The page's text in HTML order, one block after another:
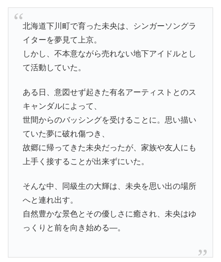
北海道下川町で育った未央は、シンガーソングラ
イターを夢見て上京。
しかし、不本意ながら売れない地下アイドルとし
て活動していた。
ある日、意図せず起きた有名アーティストとのス
キャンダルによって、
世間からのバッシングを受けることに。思い描い
ていた夢に破れ傷つき、
故郷に帰ってきた未央だったが、家族や友人にも
上手く接することが出来ずにいた。
そんな中、同級生の大輝は、未央を思い出の場所
へと連れ出す。
自然豊かな景色とその優しさに癒され、未央はゆ
っくりと前を向き始める―。